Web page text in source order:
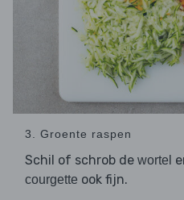
3. Groente raspen
Schil of schrob de wortel
courgette ook fijn.